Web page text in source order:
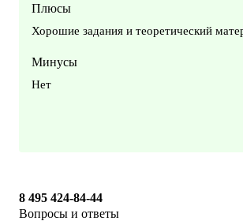
Плюсы
Хорошие задания и теоретический
Минусы
Нет
8 495 424-84-44
Вопросы и ответы